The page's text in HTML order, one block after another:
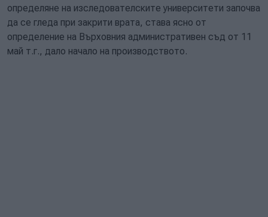
определяне на изследователските университети започва
да се гледа при закрити врата, става ясно от
определение на Върховния административен съд от 11
май т.г., дало начало на производството.